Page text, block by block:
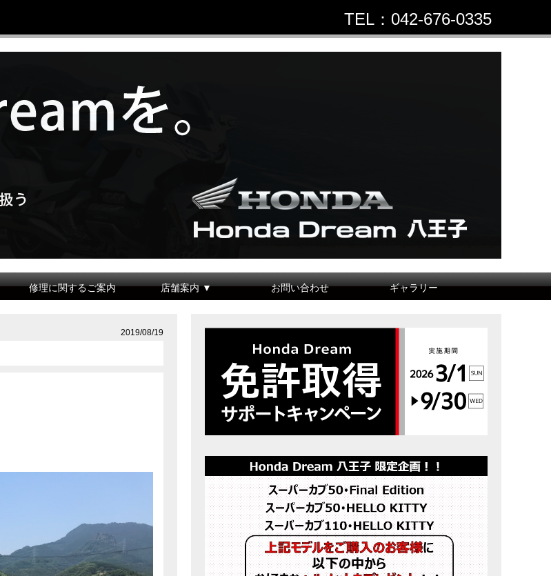
TEL：042-676-0335
修理に関するご案内 店舗案内 ▼ お問い合わせ ギャラリー
2019/08/19